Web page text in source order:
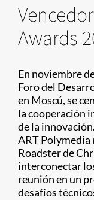
Awards
En noviembre
Foro del
en Moscú, se
la cooperación
de la
ART Polymedia
Roadster de
interconectar
reunión en un
desafíos